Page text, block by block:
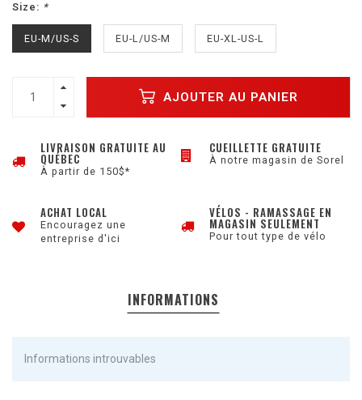
Size: *
EU-M/US-S EU-L/US-M EU-XL-US-L
AJOUTER AU PANIER
LIVRAISON GRATUITE AU
QUÉBEC
À partir de 150$*
CUEILLETTE GRATUITE
À notre magasin de Sorel
ACHAT LOCAL
Encouragez une
entreprise d'ici
VÉLOS - RAMASSAGE EN
MAGASIN SEULEMENT
Pour tout type de vélo
INFORMATIONS
Informations introuvables